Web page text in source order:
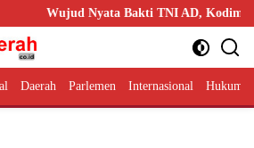
Nyata Bakti TNI AD, Kodim 1209/
Daerah Parlemen Internasional Hukum